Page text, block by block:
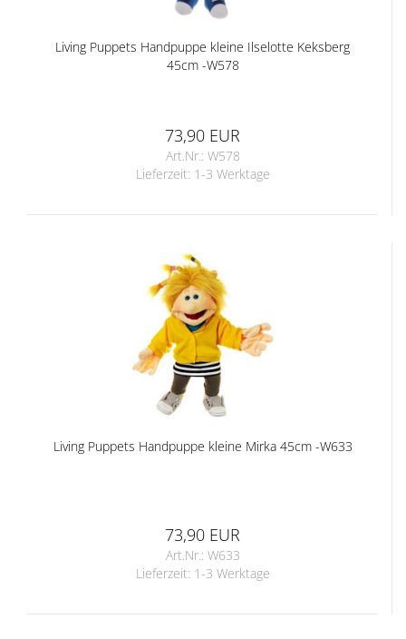
Living Puppets Handpuppe kleine Ilselotte Keksberg
45cm -W578
73,90 EUR
Art.Nr.: W578
Lieferzeit: 1-3 Werktage
Living Puppets Handpuppe kleine Mirka 45cm -W633
73,90 EUR
Art.Nr.: W633
Lieferzeit: 1-3 Werktage